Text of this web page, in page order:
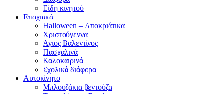
Είδη κινητού
Εποχιακά
Halloween – Αποκριάτικα
Χριστούγεννα
Άγιος Βαλεντίνος
Πασχαλινά
Καλοκαιρινά
Σχολικά διάφορα
Αυτοκίνητο
Μπλουζάκια βεντούζα